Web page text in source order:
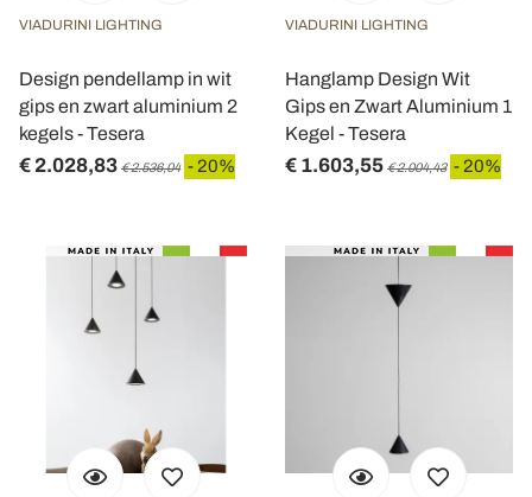
VIADURINI LIGHTING
Design pendellamp in wit
gips en zwart aluminium 2
kegels - Tesera
€ 2.028,83 € 2.536,04 - 20%
VIADURINI LIGHTING
Hanglamp Design Wit
Gips en Zwart Aluminium 1
Kegel - Tesera
€ 1.603,55 € 2.004,43 - 20%